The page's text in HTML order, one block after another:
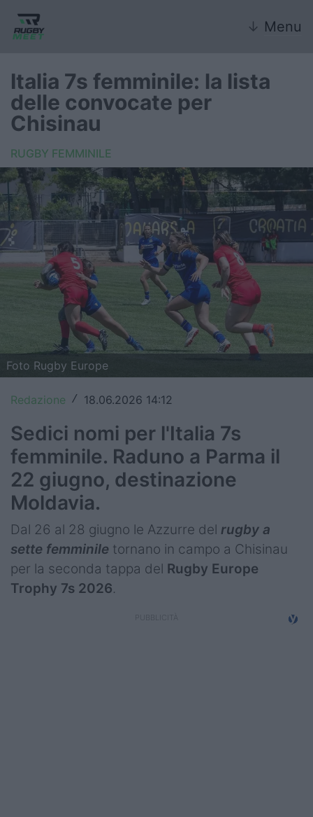
↓ Menu
Nazionale
Nazionali giovanili
Rugby Sevens
FIR
Internazionale
6 Nazioni
United Rugby Championship
Premiership
Champions Cup
Challenge Cup
World Rugby
Rugby World Cup
Rugby in TV
Mercato
Italia 7s femminile: la lista
delle convocate per
Chisinau
RUGBY FEMMINILE
Foto Rugby Europe
Redazione / 18.06.2026 14:12
Sedici nomi per l'Italia 7s
femminile. Raduno a Parma il
22 giugno, destinazione
Moldavia.
Dal 26 al 28 giugno le Azzurre del rugby a
sette femminile tornano in campo a Chisinau
per la seconda tappa del Rugby Europe
Trophy 7s 2026.